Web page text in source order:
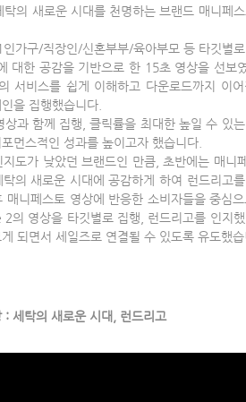
탁의 새로운 시대를 천명하는 브랜드 매니페
가구/직장인/신혼부부/육아부모 등 타깃별
대한 공감을 기반으로 한 15초 영상을 선보
서비스를 쉽게 이해하고 다운로드까지 이
을 집행했습니다.
과 함께 집행, 클릭률을 최대한 높일 수 있
먼스적인 성과를 높이고자 했습니다.
도가 낮았던 브랜드인 만큼, 초반에는 매니
의 새로운 시대에 공감하게 하여 런드리고
매니페스토 영상에 반응한 소비자들을 중심
2의 영상을 타깃별로 집행, 런드리고를 인지
되면서 세일즈로 연결될 수 있도록 유도했
세탁의 새로운 시대, 런드리고